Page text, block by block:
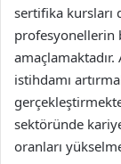
sertifika kursları
profesyonellerin
istihdamı
sektöründe
oranları